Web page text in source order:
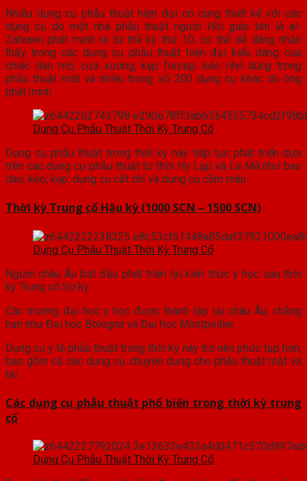
Nhiều dụng cụ phẫu thuật hiện đại có cùng thiết kế với các
dụng cụ do một nhà phẫu thuật người Hồi giáo tên là al-
Zahrawi phát minh ra từ thế kỷ thứ 10, có thể dễ dàng nhận
thấy trong các dụng cụ phẫu thuật hiện đại kiểu dáng của
chiếc dao mổ, cưa xương, kẹp forcep, kéo nhỏ dùng trong
phẫu thuật mắt và nhiều trong số 200 dụng cụ khác do ông
phát minh.
Dụng Cụ Phẫu Thuật Thời Kỳ Trung Cổ
Dụng cụ phẫu thuật trong thời kỳ này tiếp tục phát triển dựa
trên các dụng cụ phẫu thuật từ thời Hy Lạp và La Mã như bao
dao, kéo, kẹp, dụng cụ cắt chỉ và dụng cụ cầm máu.
Thời kỳ Trung cổ Hậu kỳ (1000 SCN – 1500 SCN)
Dụng Cụ Phẫu Thuật Thời Kỳ Trung Cổ
Người châu Âu bắt đầu phát triển lại kiến thức y học sau thời
kỳ Trung cổ Sơ kỳ.
Các trường đại học y học được thành lập tại châu Âu, chẳng
hạn như Đại học Bologna và Đại học Montpellier.
Dụng cụ y tế phẫu thuật trong thời kỳ này trở nên phức tạp hơn,
bao gồm cả các dụng cụ chuyên dụng cho phẫu thuật mắt và
tai.
Các dụng cụ phẫu thuật phổ biến trong thời kỳ trung
cổ
Dụng Cụ Phẫu Thuật Thời Kỳ Trung Cổ